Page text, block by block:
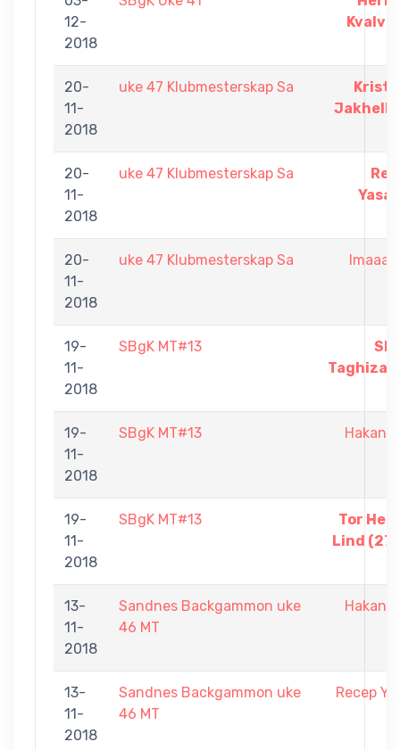
12-
2018
Kvalvik
20-
11-
2018
uke 47 Klubmesterskap Sa
Jakhelln
20-
11-
2018
uke 47 Klubmesterskap Sa
Yasar
20-
11-
2018
uke 47 Klubmesterskap Sa Imaaan
19-
11-
2018
SBgK MT#13
19-
11-
2018
SBgK MT#13 Hakan
19-
11-
2018
SBgK MT#13
Tor
Lind
13-
11-
2018
Sandnes Backgammon uke
46 MT
Hakan
13-
11-
2018
Sandnes Backgammon uke
46 MT
Recep